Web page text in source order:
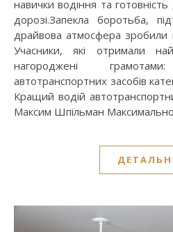
навички водіння та
дорозі.Запекла боротьба,
драйвова атмосфера зробили
Учасники, які отримали
нагороджені
автотранспортних засобів
Кращий водій
Максим Шпільман